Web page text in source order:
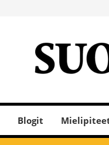
Blogit